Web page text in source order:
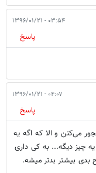
۰۳:۵۴ - ۱۳۹۶/۰۱/۲۱
پاسخ
۰۴:۰۷ - ۱۳۹۶/۰۱/۲۱
پاسخ
می‌کنن و الا که اگه یه
یه چیز دیگه... به کی داری
بیشتر بدتر میشه.